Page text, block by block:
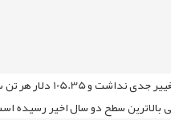
فولاد ایران: هفته گذشته در بازار
سطح دو سال اخیر رسیده